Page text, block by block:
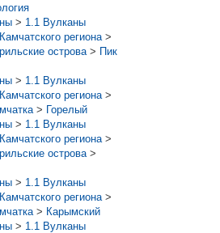
> 1.1 Вулканы
региона >
острова > Пик
> 1.1 Вулканы
региона >
> Горелый
> 1.1 Вулканы
региона >
острова >
> 1.1 Вулканы
региона >
> Карымский
> 1.1 Вулканы